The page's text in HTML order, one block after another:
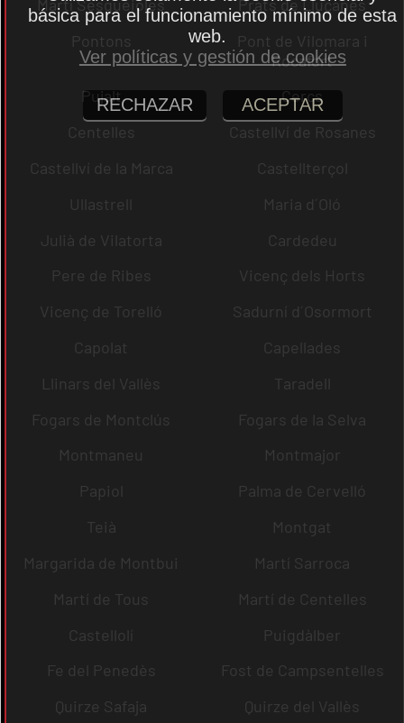
Martí Sesgueioles
Prats de Lluçanès
Pontons
Pont de Vilomara i
Rocafort
Pujalt
Cercs
Centelles
Castellví de Rosanes
Castellví de la Marca
Castellterçol
Ullastrell
Maria d´Oló
Julià de Vilatorta
Cardedeu
Pere de Ribes
Vicenç dels Horts
Vicenç de Torelló
Sadurní d´Osormort
Capolat
Capellades
Llinars del Vallès
Taradell
Fogars de Montclús
Fogars de la Selva
Montmaneu
Montmajor
Papiol
Palma de Cervelló
Teià
Montgat
Margarida de Montbui
Martí Sarroca
Martí de Tous
Martí de Centelles
Castellolí
Puigdàlber
Fe del Penedès
Fost de Campsentelles
Quirze Safaja
Quirze del Vallès
básica para el funcionamiento mínimo de esta
web.
Ver políticas y gestión de cookies
RECHAZAR ACEPTAR